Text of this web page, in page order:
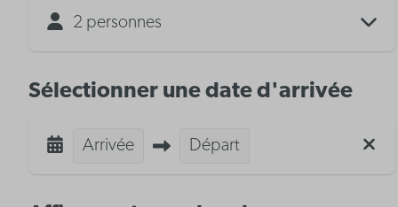
2 personnes
Sélectionner une date d'arrivée
Arrivée Départ